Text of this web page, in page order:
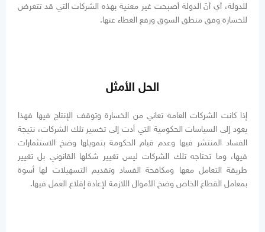
للدولة، أي أنّ الدولة أصبحت غير معنية بهذه الشركات التي قد تتعرض
للخسارة وفق منطق السوق ورفع الغطاء عنها.
الحل الأمثل
إذا كانت الشركات العامة تعاني من الخسارة وتوقف الإنتاج فيها فهذا
يعود إلى السياسات الحكومية التي أدت إلى تخسير تلك الشركات، نتيجة
الفساد المنتشر فيها وعدم قيام الحكومة بتمويلها وضخ الاستثمارات
فيها، وما تحتاجه تلك الشركات ليس تغيير شكلها القانوني بل تغيير
طريقة التعامل معها ومكافحة الفساد وتقديم التسهيلات لها أسوة
بمعامل القطاع الخاص وضخ الأموال اللازمة لإعادة إقلاع العمل فيها.